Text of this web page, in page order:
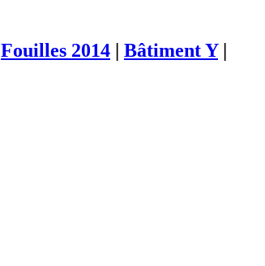
Fouilles 2014 | Bâtiment Y|